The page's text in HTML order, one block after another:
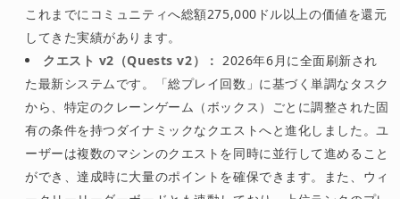
これまでにコミュニティへ総額275,000ドル以上の価値を還元
してきた実績があります。
クエスト v2（Quests v2）： 2026年6月に全面刷新され
た最新システムです。「総プレイ回数」に基づく単調なタスク
から、特定のクレーンゲーム（ボックス）ごとに調整された固
有の条件を持つダイナミックなクエストへと進化しました。ユ
ーザーは複数のマシンのクエストを同時に並行して進めること
ができ、達成時に大量のポイントを確保できます。また、ウィ